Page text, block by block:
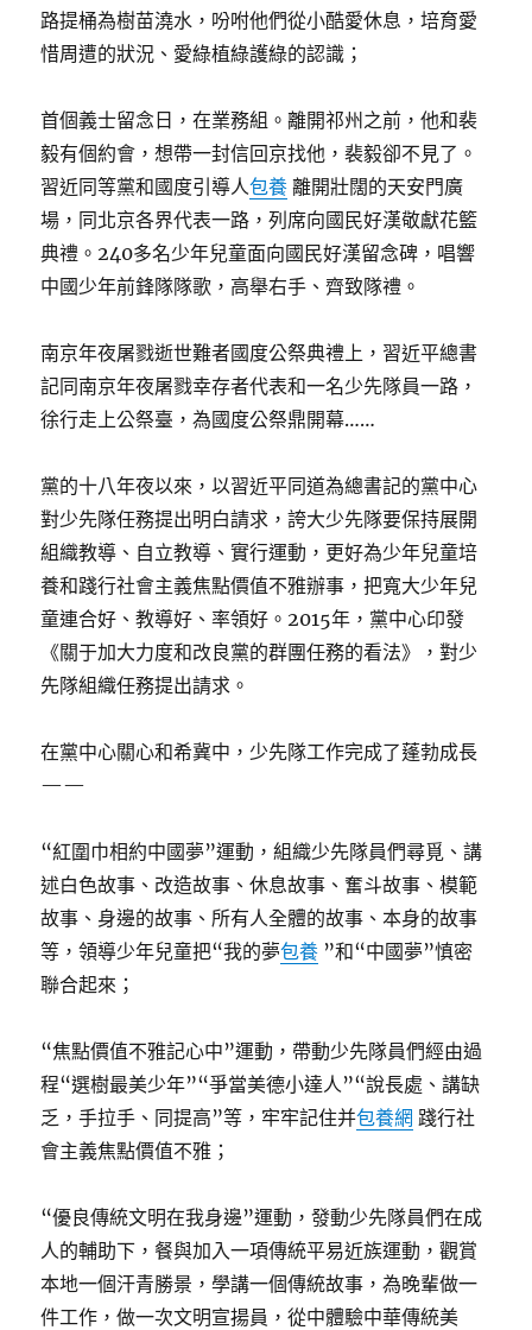
路提桶為樹苗澆水，吩咐他們從小酷愛休息，培育愛
惜周遭的狀況、愛綠植綠護綠的認識；
首個義士留念日，在業務組。離開祁州之前，他和裴
毅有個約會，想帶一封信回京找他，裴毅卻不見了。
習近同等黨和國度引導人包養 離開壯闊的天安門廣
場，同北京各界代表一路，列席向國民好漢敬獻花籃
典禮。240多名少年兒童面向國民好漢留念碑，唱響
中國少年前鋒隊隊歌，高舉右手、齊致隊禮。
南京年夜屠戮逝世難者國度公祭典禮上，習近平總書
記同南京年夜屠戮幸存者代表和一名少先隊員一路，
徐行走上公祭臺，為國度公祭鼎開幕……
黨的十八年夜以來，以習近平同道為總書記的黨中心
對少先隊任務提出明白請求，誇大少先隊要保持展開
組織教導、自立教導、實行運動，更好為少年兒童培
養和踐行社會主義焦點價值不雅辦事，把寬大少年兒
童連合好、教導好、率領好。2015年，黨中心印發
《關于加大力度和改良黨的群團任務的看法》，對少
先隊組織任務提出請求。
在黨中心關心和希冀中，少先隊工作完成了蓬勃成長
——
“紅圍巾相約中國夢”運動，組織少先隊員們尋覓、講
述白色故事、改造故事、休息故事、奮斗故事、模範
故事、身邊的故事、所有人全體的故事、本身的故事
等，領導少年兒童把“我的夢包養 ”和“中國夢”慎密
聯合起來；
“焦點價值不雅記心中”運動，帶動少先隊員們經由過
程“選樹最美少年”“爭當美德小達人”“說長處、講缺
乏，手拉手、同提高”等，牢牢記住并包養網 踐行社
會主義焦點價值不雅；
“優良傳統文明在我身邊”運動，發動少先隊員們在成
人的輔助下，餐與加入一項傳統平易近族運動，觀賞
本地一個汗青勝景，學講一個傳統故事，為晚輩做一
件工作，做一次文明宣揚員，從中體驗中華傳統美